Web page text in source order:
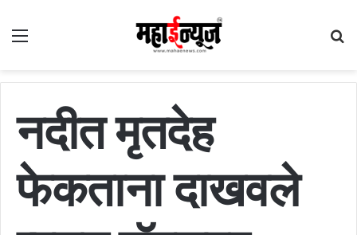
Menu
नदीत मृतदेह
फेकताना दाखवले